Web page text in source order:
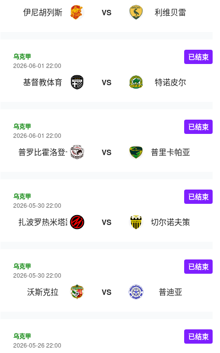
伊尼胡列斯 VS 利维贝雷
乌克甲
2026-06-01 22:00
基督教体育 VS 特诺皮尔
已结束
乌克甲
2026-06-01 22:00
普罗比霍洛登卡 VS 普里卡帕亚
已结束
乌克甲
2026-05-30 22:00
扎波罗热米塔路 VS 切尔诺夫策
已结束
乌克甲
2026-05-30 22:00
沃斯克拉 VS 普迪亚
已结束
乌克甲
2026-05-26 22:00
已结束